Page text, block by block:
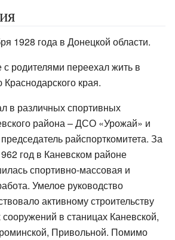
1928 года в Донецкой области.
родителями переехал жить в
края.
в различных спортивных
района – ДСО «Урожай» и
райспорткомитета. За
год в Каневском районе
спортивно-массовая и
Умелое руководство
активному строительству
в станицах Каневской,
Привольной. Помимо